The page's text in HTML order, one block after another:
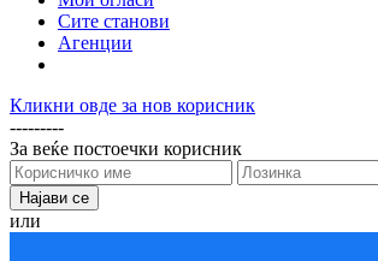
Сите станови
Агенции
Кликни овде за нов корисник
---------
За веќе постоечки корисник
или